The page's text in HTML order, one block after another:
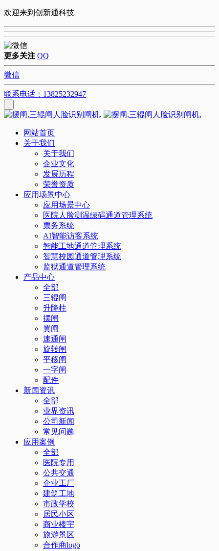
欢迎来到创新通科技
更多关注 QQ
微信
联系电话：13825232947
网站首页
关于我们
关于我们
企业文化
发展历程
荣誉资质
应用场景中心
应用场景中心
医院人脸测温绿码通道管理系统
票务系统
AI智能访客系统
智能工地通道管理系统
智慧校园通道管理系统
监狱通道管理系统
产品中心
全部
三辊闸
升降柱
摆闸
翼闸
速通闸
旋转闸
平移闸
一字闸
配件
新闻资讯
全部
业界资讯
公司新闻
常见问题
应用案例
全部
医院专用
公共交通
企业工厂
建筑工地
市政学校
居民小区
商业楼宇
旅游景区
合作商logo